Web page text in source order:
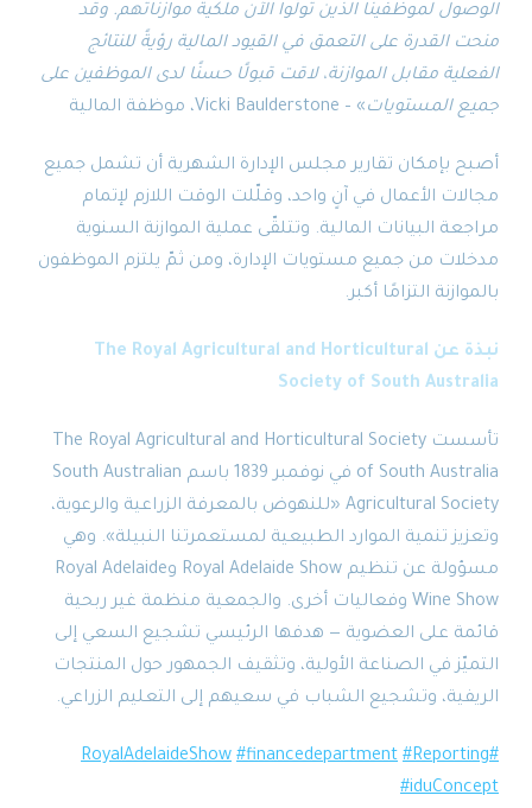
لموظفينا الذين تولّوا الآن ملكية موازناتهم. وقد
القدرة على التعمق في القيود المالية رؤيةً للنتائج
مقابل الموازنة، لاقت قبولًا حسنًا لدى الموظفين على
المستويات» – Vicki Baulderstone، موظفة المالية
بإمكان تقارير مجلس الإدارة الشهرية أن تشمل جميع
الأعمال في آنٍ واحد، وقلّلت الوقت اللازم لإتمام
البيانات المالية. وتتلقّى عملية الموازنة السنوية
من جميع مستويات الإدارة، ومن ثمّ يلتزم الموظفون
التزامًا أكبر.
نبذة عن The Royal Agricultural and Horticultural
Society of South
تأسست The Royal Agricultural and Horticultural Society
of South Australia في نوفمبر 1839 باسم South Australian
Agricultural Society «للنهوض بالمعرفة الزراعية والرعوية،
تنمية الموارد الطبيعية لمستعمرتنا النبيلة». وهي
مسؤولة عن تنظيم Royal Adelaide Show وRoyal Adelaide
Wine Show وفعاليات أخرى. والجمعية منظمة غير ربحية
على العضوية — هدفها الرئيسي تشجيع السعي إلى
في الصناعة الأولية، وتثقيف الجمهور حول المنتجات
وتشجيع الشباب في سعيهم إلى التعليم الزراعي.
#financedepartment